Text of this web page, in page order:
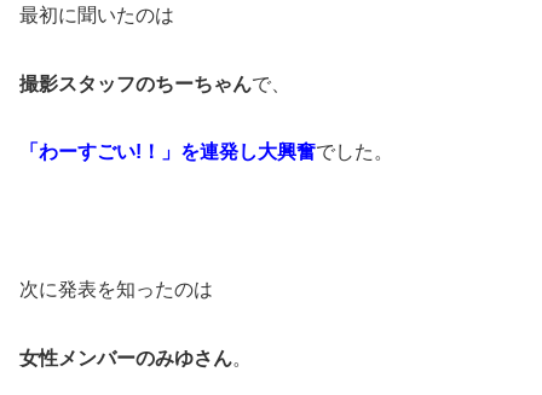
最初に聞いたのは
撮影スタッフのちーちゃんで、
「わーすごい!！」を連発し大興奮でした。
次に発表を知ったのは
女性メンバーのみゆさん。